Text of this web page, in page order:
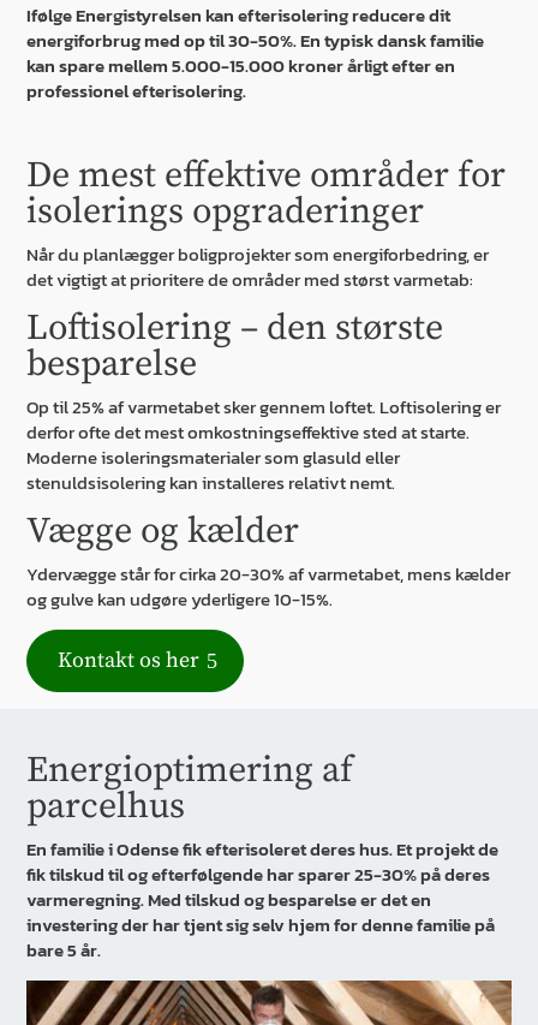
Ifølge Energistyrelsen kan efterisolering reducere dit
energiforbrug med op til 30-50%. En typisk dansk familie
kan spare mellem 5.000-15.000 kroner årligt efter en
professionel efterisolering.
De mest effektive områder for
isolerings opgraderinger
Når du planlægger boligprojekter som energiforbedring, er
det vigtigt at prioritere de områder med størst varmetab:
Loftisolering – den største
besparelse
Op til 25% af varmetabet sker gennem loftet. Loftisolering er
derfor ofte det mest omkostningseffektive sted at starte.
Moderne isoleringsmaterialer som glasuld eller
stenuldsisolering kan installeres relativt nemt.
Vægge og kælder
Ydervægge står for cirka 20-30% af varmetabet, mens kælder
og gulve kan udgøre yderligere 10-15%.
Kontakt os her
Energioptimering af
parcelhus
En familie i Odense fik efterisoleret deres hus. Et projekt de
fik tilskud til og efterfølgende har sparer 25-30% på deres
varmeregning. Med tilskud og besparelse er det en
investering der har tjent sig selv hjem for denne familie på
bare 5 år.